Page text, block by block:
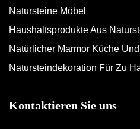
Natursteine Möbel
Haushaltsprodukte Aus
Natürlicher Marmor Küche
Natursteindekoration Für Zu
Kontaktieren Sie uns